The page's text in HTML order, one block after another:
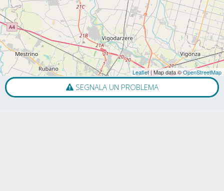
Leaflet| Map data ©OpenStreetMap
SEGNALA UN PROBLEMA